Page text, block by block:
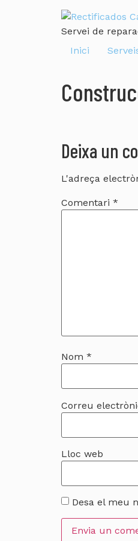
Servei de
Inici
Deixa un
L'adreça
Comentari *
Nom *
Correu
Lloc web
Desa el meu